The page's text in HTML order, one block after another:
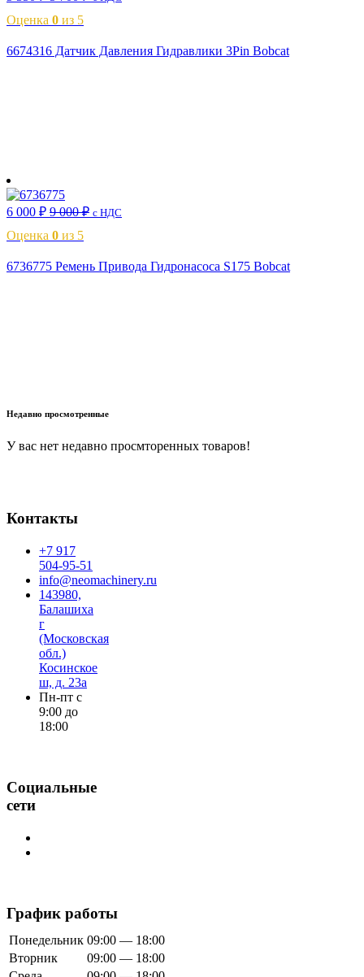
Оценка 0 из 5
6674316 Датчик Давления Гидравлики 3Pin Bobcat
6 000 ₽ 9 000₽ с НДС
Оценка 0 из 5
6736775 Ремень Привода Гидронасоса S175 Bobcat
Недавно просмотренные
У вас нет недавно просмторенных товаров!
Контакты
+7 917
504-95-51
info@neomachinery.ru
143980,
Балашиха
г
(Московская
обл.)
Косинское
ш, д. 23а
Пн-пт с
9:00 до
18:00
Социальные
сети
График работы
Понедельник 09:00 — 18:00
Вторник
09:00 — 18:00